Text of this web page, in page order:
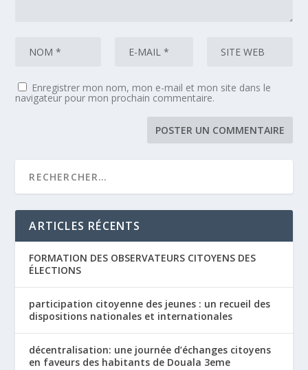
Enregistrer mon nom, mon e-mail et mon site dans le
navigateur pour mon prochain commentaire.
ARTICLES RÉCENTS
FORMATION DES OBSERVATEURS CITOYENS DES
ÉLECTIONS
participation citoyenne des jeunes : un recueil des
dispositions nationales et internationales
décentralisation: une journée d’échanges citoyens
en faveurs des habitants de Douala 3eme